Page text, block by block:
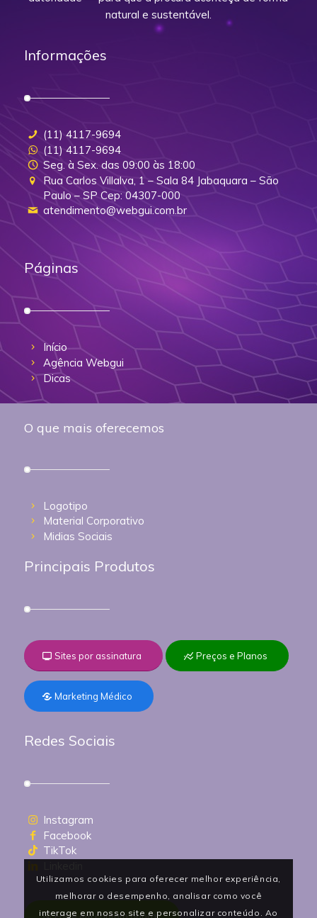
natural e sustentável.
Informações
(11) 4117-9694
(11) 4117-9694
Seg. à Sex. das 09:00 às 18:00
Rua Carlos Villalva, 1 – Sala 84 Jabaquara – São
Paulo – SP Cep: 04307-000
atendimento@webgui.com.br
Páginas
Início
Agência Webgui
Dicas
O que mais oferecemos
Logotipo
Material Corporativo
Midias Sociais
Principais Produtos
Sites por assinatura Preços e Planos
Marketing Médico
Redes Sociais
Instagram
Facebook
TikTok
Utilizamos cookies para oferecer melhor experiência,
melhorar o desempenho, analisar como você
interage em nosso site e personalizar conteúdo. Ao